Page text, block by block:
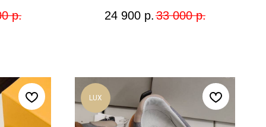
р. 24 900 р. 33 000 р.
LUX